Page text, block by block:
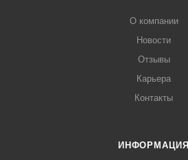
О компании
Новости
Отзывы
Карьера
Контакты
ИНФОРМАЦИЯ